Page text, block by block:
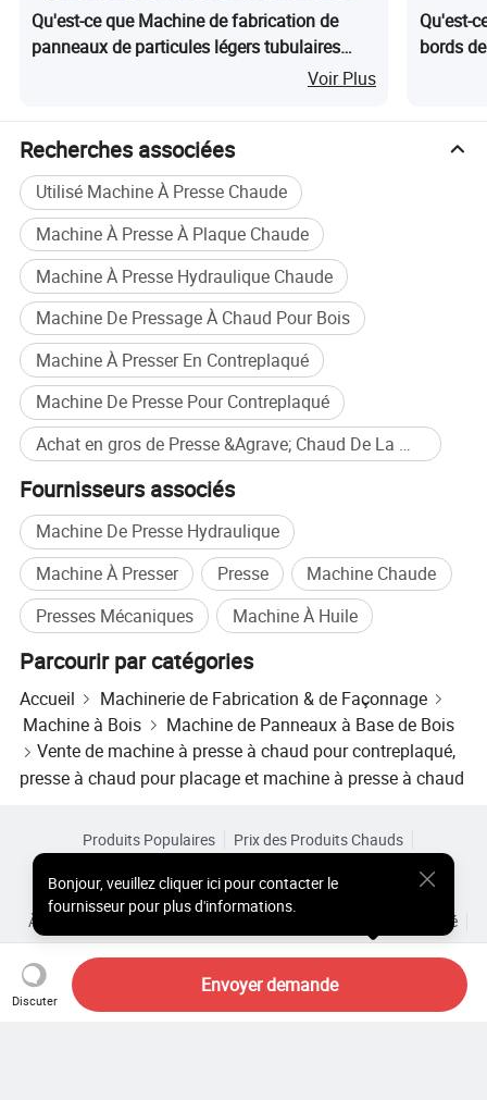
Qu'est-ce que Machine de fabrication de
panneaux de particules légers tubulaires
Voir Plus
Qu'est-
bords
Recherches associées
Utilisé Machine À Presse Chaude
Machine À Presse À Plaque Chaude
Machine À Presse Hydraulique Chaude
Machine De Pressage À Chaud Pour Bois
Machine À Presser En Contreplaqué
Machine De Presse Pour Contreplaqué
Achat en gros de Presse &Agrave; Chaud De La Machine
Fournisseurs associés
Machine De Presse Hydraulique
Machine À Presser
Presse
Machine Chaude
Presses Mécaniques
Machine À Huile
Parcourir par catégories
Accueil
Machinerie de Fabrication & de Façonnage
Machine à Bois
Machine de Panneaux à Base de Bois
Vente de machine à presse à chaud pour contreplaqué,
presse à chaud pour placage et machine à presse à chaud
Discuter
Envoyer demande
Bonjour,veuillez cliquer ici pour contacter le
fournisseur pour plus d'informations.
Produits Populaires
Prix des Produits Chauds
Site PC
Aperçus
À Propos de
Accord d’Utilisateur
Politique de Confidentialité
Contact
Copyright © 2026 Focus Technology Co., Ltd. All Rights Reserved